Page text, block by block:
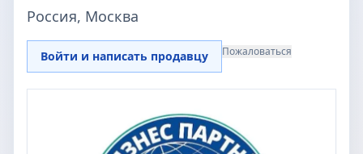
Россия, Москва
Войти и написать продавцу Пожаловаться